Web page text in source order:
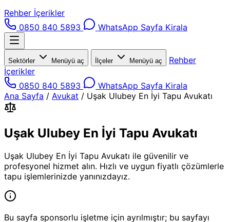
Rehber İçerikler
0850 840 5893
WhatsApp Sayfa Kirala
Sektörler Menüyü aç İlçeler Menüyü aç
Rehber
İçerikler
0850 840 5893
WhatsApp Sayfa Kirala
Ana Sayfa / Avukat / Uşak Ulubey En İyi Tapu Avukatı
Uşak Ulubey En İyi Tapu Avukatı
Uşak Ulubey En İyi Tapu Avukatı ile güvenilir ve
profesyonel hizmet alın. Hızlı ve uygun fiyatlı çözümlerle
tapu işlemlerinizde yanınızdayız.
Bu sayfa sponsorlu işletme için ayrılmıştır; bu sayfayı